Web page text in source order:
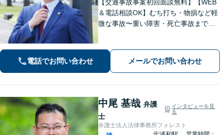
【交通事故事案初回面談無料】【WEB
＆電話相談OK】むち打ち・物損など軽
微な事故〜重い障害・死亡事故まで、
解決まで全て弁護士が対応し、負担を
軽減します【北浦和駅7分】
電話でお問い合わせ メールでお問い合わせ
中尾 基哉 弁護
士
インタビューを見
る
弁護士法人法律事務所フォレスト